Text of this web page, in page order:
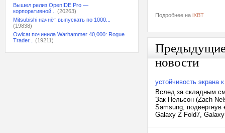
Вышел релиз OpenIDE Pro —
корпоративной...
(20263)
Mitsubishi начнёт выпускать по 1000...
(19838)
Owlcat починила Warhammer 40,000: Rogue
Trader...
(19211)
Подробнее на iXBT
новости
устойчивость экрана
Вслед за складным
Зак Нельсон (Zach
Samsung, подвергнув
Galaxy Z Fold7,